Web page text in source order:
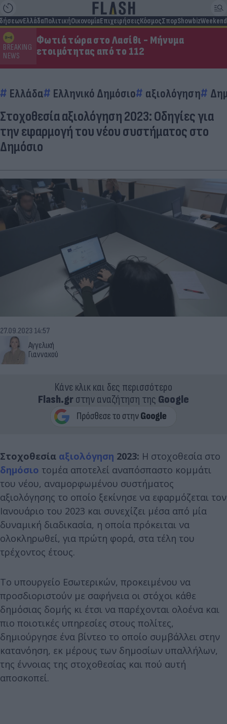
ΕλλάδαΠολιτικήΟικονομίαΕπιχειρήσειςΚόσμοςΣπορShowbizWeekend
BREAKING
NEWS
Φωτιά τώρα στο Λασίθι - Μήνυμα
ετοιμότητας από το 112
Ελλάδα Ελληνικό Δημόσιο αξιολόγηση
Στοχοθεσία αξιολόγηση 2023: Οδηγίες για
την εφαρμογή του νέου συστήματος στο
Δημόσιο
Αγγελική
Γιαννακού
27.09.2023 14:57
Κάνε κλικ και δες περισσότερο
Flash.grστην αναζήτηση της Google
Στοχοθεσία αξιολόγηση 2023: Η στοχοθεσία στο
δημόσιο τομέα αποτελεί αναπόσπαστο κομμάτι
του νέου, αναμορφωμένου συστήματος
αξιολόγησης το οποίο ξεκίνησε να εφαρμόζεται τον
Ιανουάριο του 2023 και συνεχίζει μέσα από μία
δυναμική διαδικασία, η οποία πρόκειται να
ολοκληρωθεί, για πρώτη φορά, στα τέλη του
τρέχοντος έτους.
Το υπουργείο Εσωτερικών, προκειμένου να
προσδιοριστούν με σαφήνεια οι στόχοι κάθε
δημόσιας δομής κι έτσι να παρέχονται ολοένα και
πιο ποιοτικές υπηρεσίες στους πολίτες,
δημιούργησε ένα βίντεο το οποίο συμβάλλει στην
κατανόηση, εκ μέρους των δημοσίων υπαλλήλων,
της έννοιας της στοχοθεσίας και πού αυτή
αποσκοπεί.